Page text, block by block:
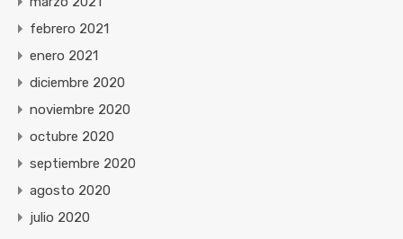
febrero 2021
enero 2021
diciembre 2020
noviembre 2020
octubre 2020
septiembre 2020
agosto 2020
julio 2020